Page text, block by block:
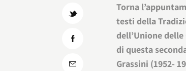
Torna
testi della
dell’Unione
di questa
Grassini (1952-